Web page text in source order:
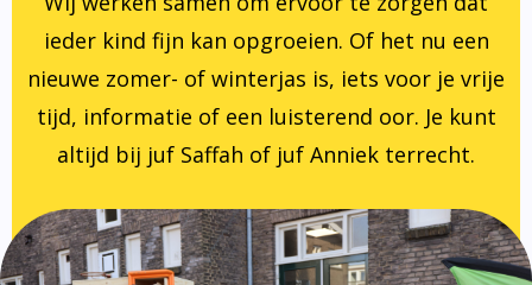
ieder kind fijn kan opgroeien. Of het nu een
nieuwe zomer- of winterjas is, iets voor je vrije
tijd, informatie of een luisterend oor. Je kunt
altijd bij juf Saffah of juf Anniek terrecht.